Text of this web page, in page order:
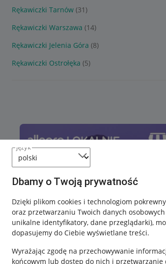
język
Dbamy o Twoją prywatność
Dzięki plikom cookies i technologiom
oraz przetwarzaniu Twoich danych osobowych
unikalne identyfikatory, dane przeglądarki),
dopasujemy do Ciebie wyświetlane treści.
Wyrażając zgodę na przechowywanie
końcowym lub dostęp do nich i przetwarzanie
Rękawiczki Tarnów (31)
Rękawiczki Warszawa (14)
Rękawiczki Jelenia Góra (8)
Rękawiczki Ostrołęka (5)